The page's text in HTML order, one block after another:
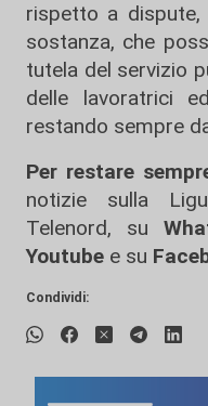
rispetto a
sostanza, che
tutela del servizio
delle lavoratrici
restando sempre
Per restare
notizie sulla
Telenord, su
Youtube e su
Condividi: